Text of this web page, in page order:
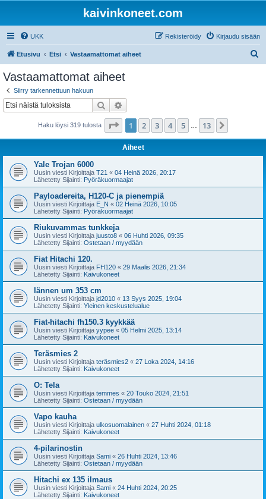
kaivinkoneet.com
UKK Kirjaudu sisään
Rekisteröidy
Etusivu Etsi Vastaamattomat aiheet
Vastaamattomat aiheet
Siirry tarkennettuun hakuun
Etsi
Haku löysi 319 tulosta Sivu /13
1 2 3 4 5 13
Aiheet
Yale Trojan 6000
Uusin viesti Kirjoittaja T21 « 04 Heinä 2026, 20:17
Lähetetty Sijainti: Pyöräkuormaajat
Payloadereita, H120-C ja pienempiä
Uusin viesti Kirjoittaja E_N « 02 Heinä 2026, 10:05
Lähetetty Sijainti: Pyöräkuormaajat
Riukuvammas tunkkeja
Uusin viesti Kirjoittaja juusto8 « 06 Huhti 2026, 09:35
Lähetetty Sijainti: Ostetaan / myydään
Fiat Hitachi 120.
Uusin viesti Kirjoittaja FH120 « 29 Maalis 2026, 21:34
Lähetetty Sijainti: Kaivukoneet
lännen um 353 cm
Uusin viesti Kirjoittaja jd2010 « 13 Syys 2025, 19:04
Lähetetty Sijainti: Yleinen keskustelualue
Fiat-hitachi fh150.3 kyykkää
Uusin viesti Kirjoittaja yypee « 05 Helmi 2025, 13:14
Lähetetty Sijainti: Kaivukoneet
Teräsmies 2
Uusin viesti Kirjoittaja teräsmies2 « 27 Loka 2024, 14:16
Lähetetty Sijainti: Kaivukoneet
O: Tela
Uusin viesti Kirjoittaja temmes « 20 Touko 2024, 21:51
Lähetetty Sijainti: Ostetaan / myydään
Vapo kauha
Uusin viesti Kirjoittaja ulkosuomalainen « 27 Huhti 2024, 01:18
Lähetetty Sijainti: Kaivukoneet
4-pilarinostin
Uusin viesti Kirjoittaja Sami « 26 Huhti 2024, 13:46
Lähetetty Sijainti: Ostetaan / myydään
Hitachi ex 135 ilmaus
Uusin viesti Kirjoittaja Sami « 24 Huhti 2024, 20:25
Lähetetty Sijainti: Kaivukoneet